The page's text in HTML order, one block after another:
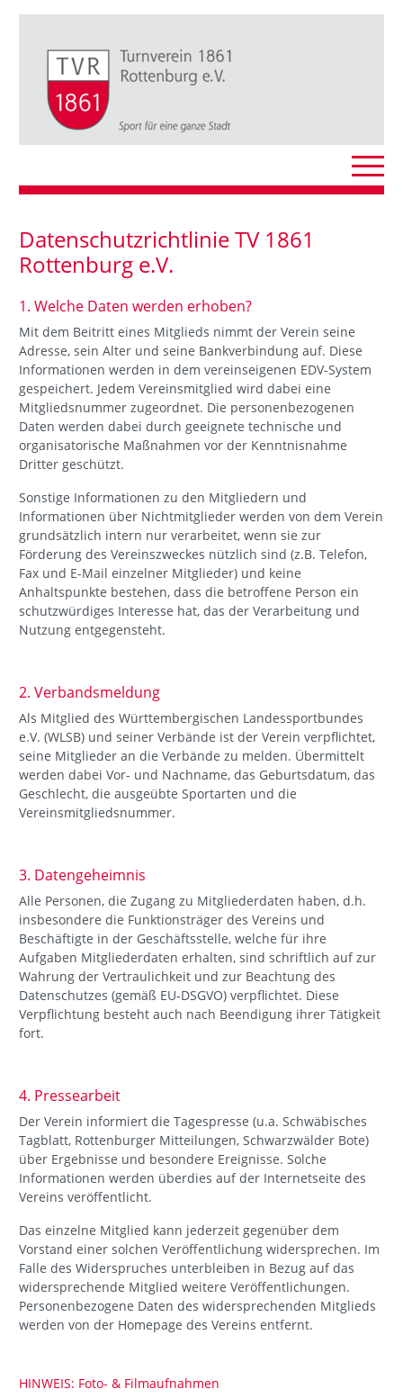
Datenschutzrichtlinie TV 1861
Rottenburg e.V.
1. Welche Daten werden erhoben?
Mit dem Beitritt eines Mitglieds nimmt der Verein seine
Adresse, sein Alter und seine Bankverbindung auf. Diese
Informationen werden in dem vereinseigenen EDV-System
gespeichert. Jedem Vereinsmitglied wird dabei eine
Mitgliedsnummer zugeordnet. Die personenbezogenen
Daten werden dabei durch geeignete technische und
organisatorische Maßnahmen vor der Kenntnisnahme
Dritter geschützt.
Sonstige Informationen zu den Mitgliedern und
Informationen über Nichtmitglieder werden von dem Verein
grundsätzlich intern nur verarbeitet, wenn sie zur
Förderung des Vereinszweckes nützlich sind (z.B. Telefon,
Fax und E-Mail einzelner Mitglieder) und keine
Anhaltspunkte bestehen, dass die betroffene Person ein
schutzwürdiges Interesse hat, das der Verarbeitung und
Nutzung entgegensteht.
2. Verbandsmeldung
Als Mitglied des Württembergischen Landessportbundes
e.V. (WLSB) und seiner Verbände ist der Verein verpflichtet,
seine Mitglieder an die Verbände zu melden. Übermittelt
werden dabei Vor- und Nachname, das Geburtsdatum, das
Geschlecht, die ausgeübte Sportarten und die
Vereinsmitgliedsnummer.
3. Datengeheimnis
Alle Personen, die Zugang zu Mitgliederdaten haben, d.h.
insbesondere die Funktionsträger des Vereins und
Beschäftigte in der Geschäftsstelle, welche für ihre
Aufgaben Mitgliederdaten erhalten, sind schriftlich auf zur
Wahrung der Vertraulichkeit und zur Beachtung des
Datenschutzes (gemäß EU-DSGVO) verpflichtet. Diese
Verpflichtung besteht auch nach Beendigung ihrer Tätigkeit
fort.
4. Pressearbeit
Der Verein informiert die Tagespresse (u.a. Schwäbisches
Tagblatt, Rottenburger Mitteilungen, Schwarzwälder Bote)
über Ergebnisse und besondere Ereignisse. Solche
Informationen werden überdies auf der Internetseite des
Vereins veröffentlicht.
Das einzelne Mitglied kann jederzeit gegenüber dem
Vorstand einer solchen Veröffentlichung widersprechen. Im
Falle des Widerspruches unterbleiben in Bezug auf das
widersprechende Mitglied weitere Veröffentlichungen.
Personenbezogene Daten des widersprechenden Mitglieds
werden von der Homepage des Vereins entfernt.
HINWEIS: Foto- & Filmaufnahmen